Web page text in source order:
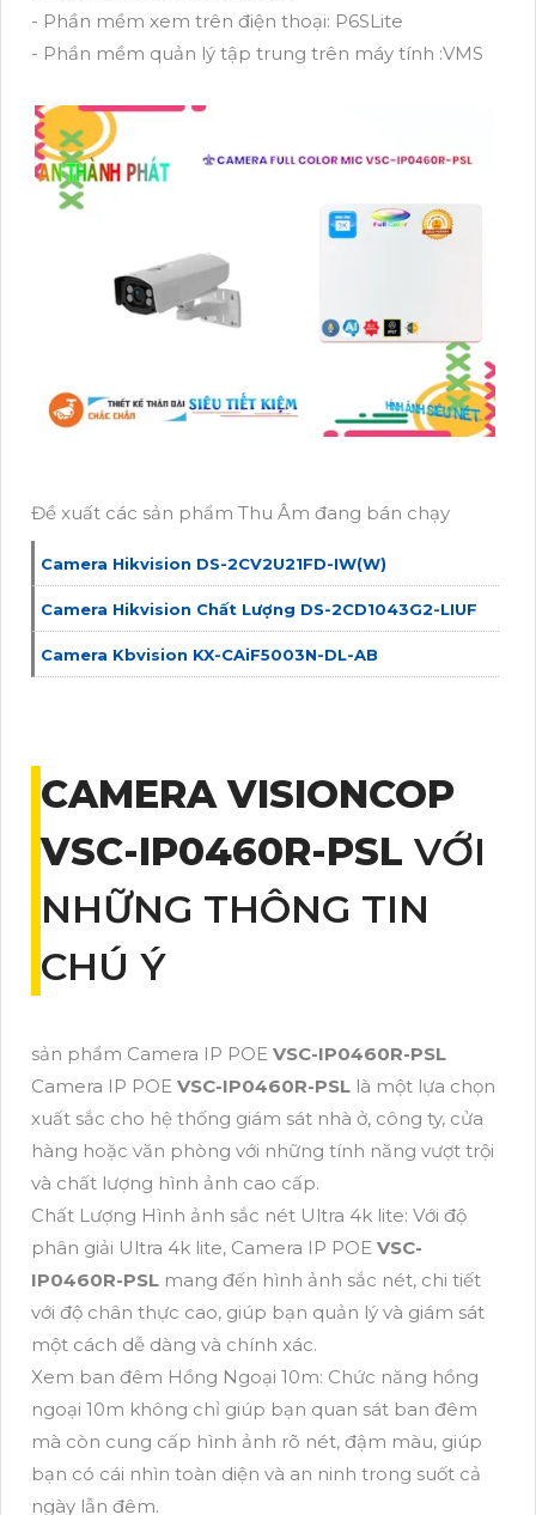
- Phần mềm xem trên điện thoại: P6SLite
- Phần mềm quản lý tập trung trên máy tính :VMS
Đề xuất các sản phẩm Thu Âm đang bán chạy
Camera Hikvision DS-2CV2U21FD-IW(W)
Camera Hikvision Chất Lượng DS-2CD1043G2-LIUF
Camera Kbvision KX-CAiF5003N-DL-AB
CAMERA VISIONCOP
VSC-IP0460R-PSL VỚI
NHỮNG THÔNG TIN
CHÚ Ý
sản phẩm Camera IP POE VSC-IP0460R-PSL
Camera IP POE VSC-IP0460R-PSL là một lựa chọn
xuất sắc cho hệ thống giám sát nhà ở, công ty, cửa
hàng hoặc văn phòng với những tính năng vượt trội
và chất lượng hình ảnh cao cấp.
Chất Lượng Hình ảnh sắc nét Ultra 4k lite: Với độ
phân giải Ultra 4k lite, Camera IP POE VSC-
IP0460R-PSL mang đến hình ảnh sắc nét, chi tiết
với độ chân thực cao, giúp bạn quản lý và giám sát
một cách dễ dàng và chính xác.
Xem ban đêm Hồng Ngoại 10m: Chức năng hồng
ngoại 10m không chỉ giúp bạn quan sát ban đêm
mà còn cung cấp hình ảnh rõ nét, đậm màu, giúp
bạn có cái nhìn toàn diện và an ninh trong suốt cả
ngày lẫn đêm.